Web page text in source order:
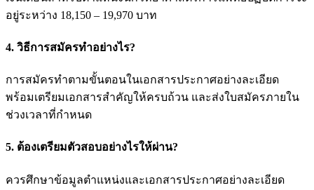
อยู่ระหว่าง 18,150 – 19,970 บาท
4. วิธีการสมัครทำอย่างไร?
การสมัครทำตามขั้นตอนในเอกสารประกาศอย่างละเอียด
พร้อมเตรียมเอกสารสำคัญให้ครบถ้วน และส่งใบสมัครภายใน
ช่วงเวลาที่กำหนด
5. ต้องเตรียมตัวสอบอย่างไรให้ผ่าน?
ควรศึกษาข้อมูลตำแหน่งและเอกสารประกาศอย่างละเอียด